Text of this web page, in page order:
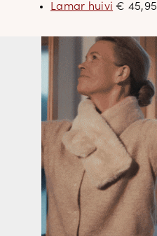
Lamar huivi € 45,95